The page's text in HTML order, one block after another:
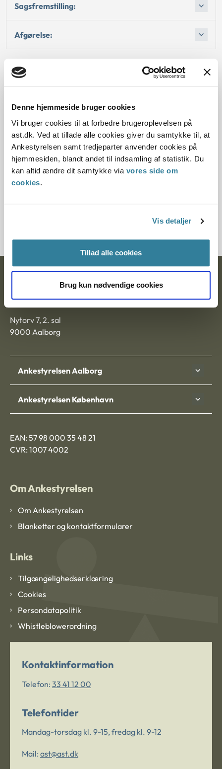
Denne hjemmeside bruger cookies
Vi bruger cookies til at forbedre brugeroplevelsen på
ast.dk. Ved at tillade alle cookies giver du samtykke til, at
Ankestyrelsen samt tredjeparter anvender cookies på
hjemmesiden, blandt andet til indsamling af statistik. Du
kan altid ændre dit samtykke via vores side om
cookies.
Vis detaljer
Tillad alle cookies
Brug kun nødvendige cookies
Sagsfremstilling:
Afgørelse:
Dato for underskrift
15.12.2000
Offentliggørelsesdato
10.07.2013
Paragraf
Postadresse:
Nytorv 7, 2. sal
9000 Aalborg
Ankestyrelsen Aalborg
Ankestyrelsen København
EAN: 57 98 000 35 48 21
CVR: 1007 4002
Om Ankestyrelsen
Om Ankestyrelsen
Blanketter og kontaktformularer
Links
Tilgængelighedserklæring
Cookies
Persondatapolitik
Whistleblowerordning
Kontaktinformation
Telefon: 33 41 12 00
Telefontider
Mandag-torsdag kl. 9-15, fredag kl. 9-12
Mail: ast@ast.dk